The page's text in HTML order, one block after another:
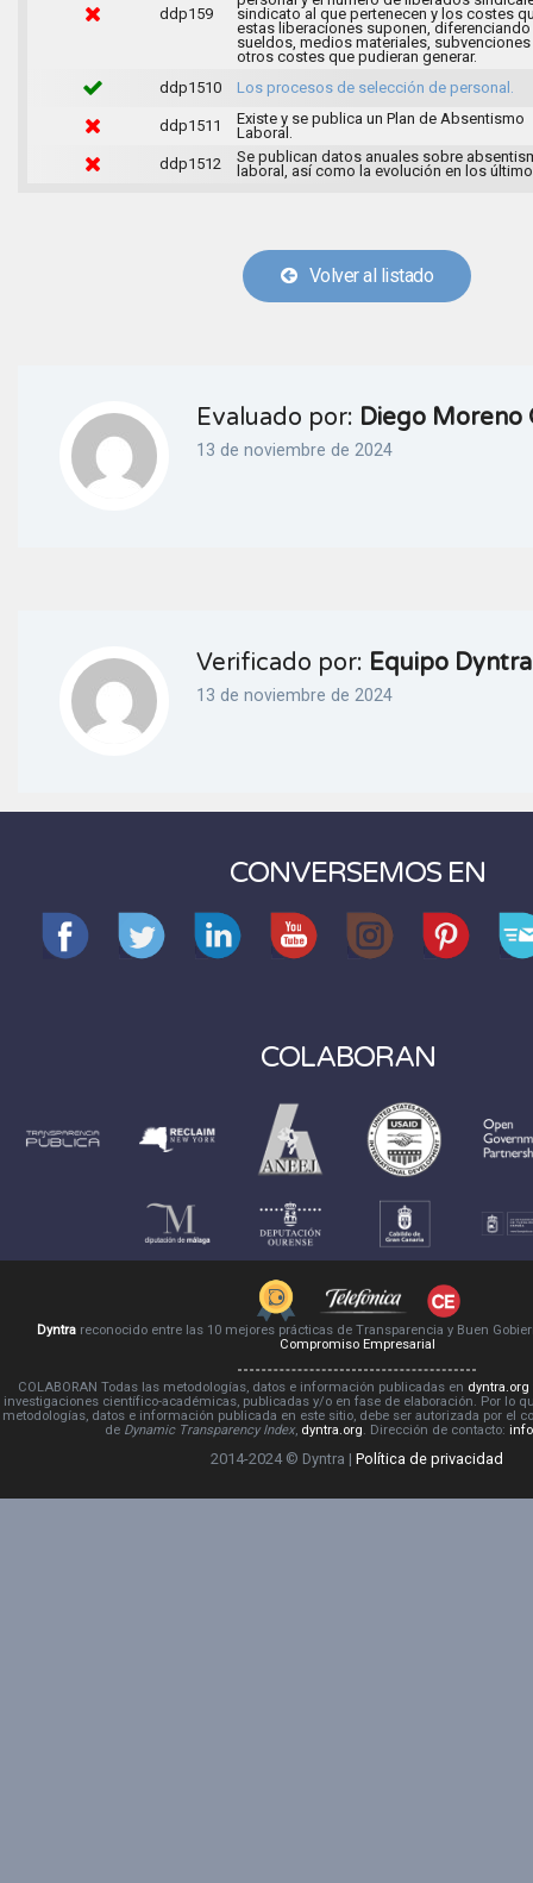
ddp159
sindicato al que pertenecen y los costes
estas liberaciones suponen, diferenciando
sueldos, medios materiales, subvenciones
otros costes que pudieran generar.
ddp1510
Los procesos de selección de personal.
ddp1511
Existe y se publica un Plan de Absentismo
Laboral.
ddp1512
Se publican datos anuales sobre
laboral, así como la evolución en los
Volver al listado
Evaluado por: Diego Moreno
13 de noviembre de 2024
Verificado por: Equipo Dyntra
13 de noviembre de 2024
CONVERSEMOS EN
COLABORAN
Dyntrareconocido entre las 10 mejores prácticas de Transparencia y Buen
Compromiso Empresarial
COLABORAN Todas las metodologías, datos e información publicadas en dyntra.org
investigaciones científico-académicas, publicadas y/o en fase de elaboración. Por lo
metodologías, datos e información publicada en este sitio, debe ser autorizada por el
de Dynamic Transparency Index, dyntra.org. Dirección de contacto:
2014-2024 © Dyntra | Política de privacidad